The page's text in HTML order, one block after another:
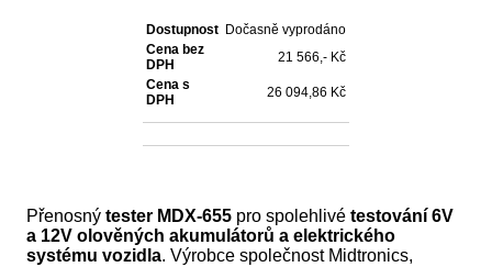
Dostupnost
Dočasně vyprodáno
Cena bez
DPH
21 566,- Kč
Cena s
DPH
26 094,86 Kč
Přenosnýtester MDX-655 pro spolehlivétestování 6V
a 12V olověných akumulátorů a elektrického
systému vozidla. Výrobce společnost Midtronics,